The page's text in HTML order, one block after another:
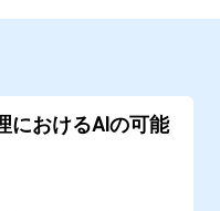
におけるAIの可能